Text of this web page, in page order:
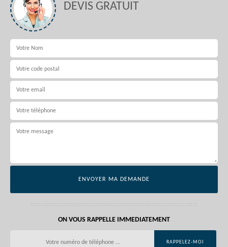
DEVIS GRATUIT
ON VOUS RAPPELLE IMMEDIATEMENT